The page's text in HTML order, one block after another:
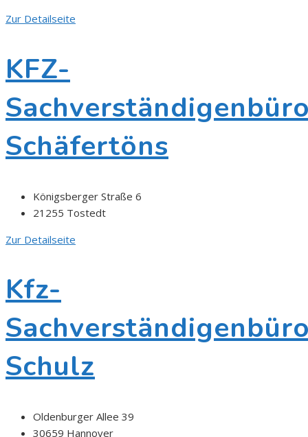
Zur Detailseite
KFZ-
Schäfertöns
Königsberger Straße 6
21255 Tostedt
Zur Detailseite
Kfz-
Schulz
Oldenburger Allee 39
30659 Hannover